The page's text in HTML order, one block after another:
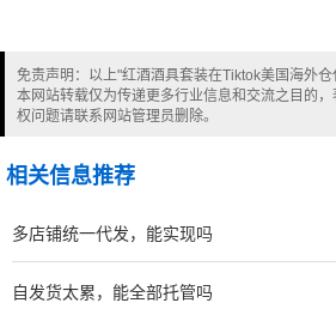
免责声明：以上"红酒酒具套装在Tiktok美国海外仓
本网站转载仅为传递更多行业信息和交流之目的
权问题请联系网站管理员删除。
相关信息推荐
多店铺统一代发，能实现吗
自发货太累，能全部托管吗